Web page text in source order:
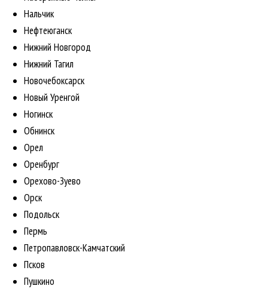
Нальчик
Нефтеюганск
Нижний Новгород
Нижний Тагил
Новочебоксарск
Новый Уренгой
Ногинск
Обнинск
Орел
Оренбург
Орехово-Зуево
Орск
Подольск
Пермь
Петропавловск-Камчатский
Псков
Пушкино